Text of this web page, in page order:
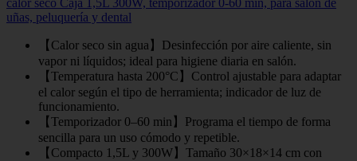
calor seco Caja 1,5L 300W, temporizador 0-60 min, para salón de
uñas, peluquería y dental
【Calor seco sin agua】Desinfección por aire caliente, sin
vapor ni líquidos; ideal para higiene diaria en salón.
【Temperatura hasta 200°C】Control ajustable para adaptar
el calor según el tipo de herramienta; indicador de luz de
funcionamiento.
【Temporizador 0–60 min】Programa el tiempo de forma
sencilla para un uso cómodo y repetible.
【Compacto 1,5L y 300W】Tamaño 30×18×14 cm con